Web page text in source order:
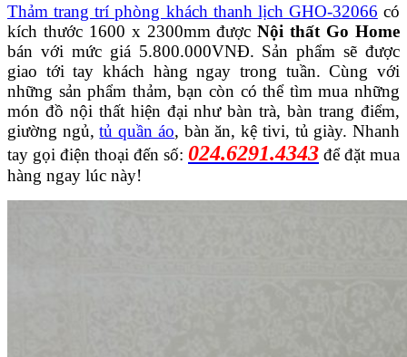
Thảm trang trí phòng khách thanh lịch GHO-32066 có
kích thước 1600 x 2300mm đượcNội thất Go Home
bán với mức giá 5.800.000VNĐ. Sản phẩm sẽ được
giao tới tay khách hàng ngay trong tuần. Cùng với
những sản phẩm thảm, bạn còn có thể tìm mua những
món đồ nội thất hiện đại như bàn trà, bàn trang điểm,
giường ngủ,tủ quần áo, bàn ăn, kệ tivi, tủ giày. Nhanh
tay gọi điện thoại đến số: 024.6291.4343 để đặt mua
hàng ngay lúc này!